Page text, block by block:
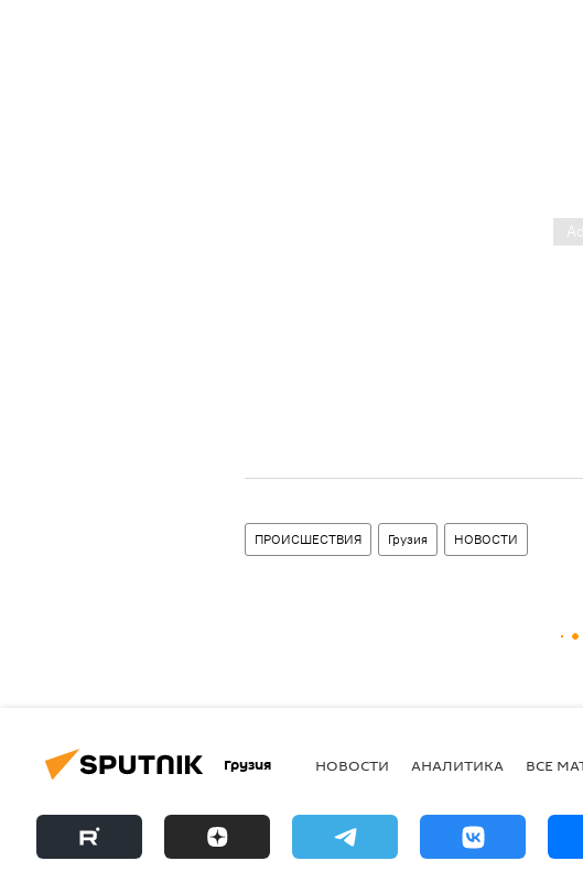
ПРОИСШЕСТВИЯ Грузия НОВОСТИ
Грузия НОВОСТИ АНАЛИТИКА ВСЕ